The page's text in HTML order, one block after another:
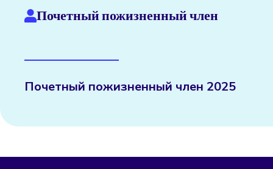
Почетный пожизненный член
Почетный пожизненный член 2025